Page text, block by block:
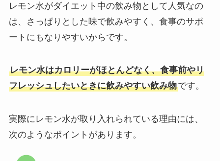
レモン水がダイエット中の飲み物として人気なの
は、さっぱりとした味で飲みやすく、食事のサポ
ートにもなりやすいからです。
レモン水はカロリーがほとんどなく、食事前やリ
フレッシュしたいときに飲みやすい飲み物です。
実際にレモン水が取り入れられている理由には、
次のようなポイントがあります。